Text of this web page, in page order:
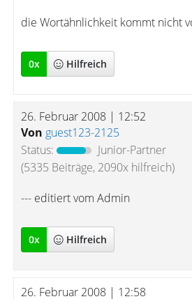
die Wortähnlichkeit kommt nicht
0x Hilfreich
26. Februar 2008 | 12:52
Von guest123-2125
Status:
Junior-Partner
(5335 Beiträge, 2090x hilfreich)
--- editiert vom Admin
0x Hilfreich
26. Februar 2008 | 12:58